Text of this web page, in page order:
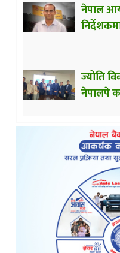
नेपाल
ज्योति
नेपालपे